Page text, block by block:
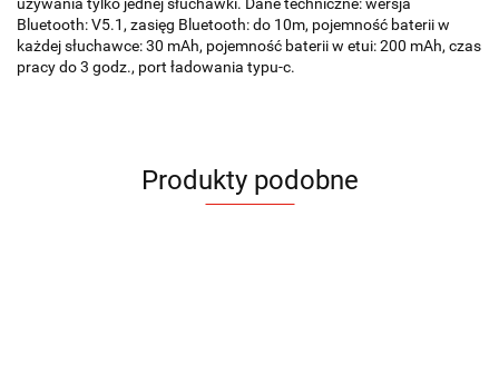
Bluetooth: V5.1, zasięg Bluetooth: do 10m, pojemność baterii w
każdej słuchawce: 30 mAh, pojemność baterii w etui: 200 mAh, czas
pracy do 3 godz., port ładowania typu-c.
Produkty podobne